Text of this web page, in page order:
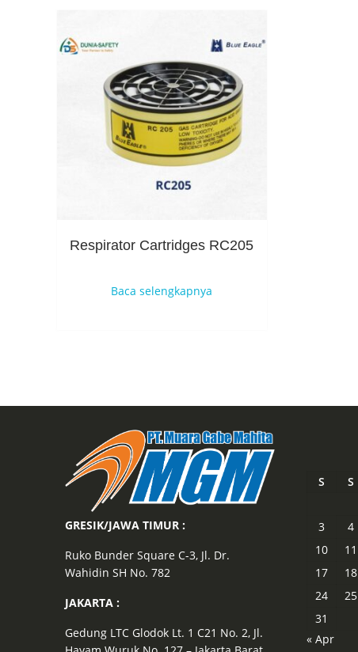
Respirator Cartridges RC205
Baca selengkapnya
GRESIK/JAWA TIMUR :
Ruko Bunder Square C-3, Jl. Dr.
Wahidin SH No. 782
JAKARTA :
Gedung LTC Glodok Lt. 1 C21 No. 2, Jl.
S S
3
4
10
11
17
18
24
25
31
« Apr